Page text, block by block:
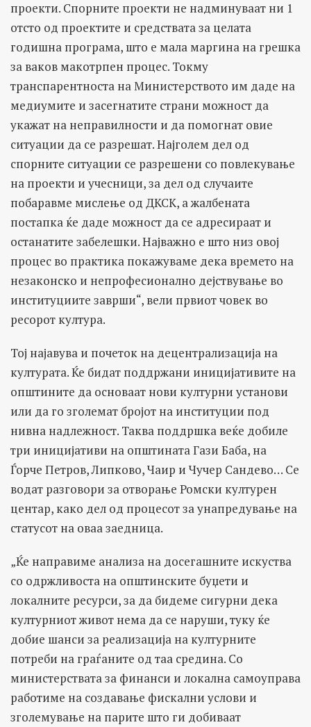
проекти. Спорните проекти не надминуваат ни 1
отсто од проектите и средствата за целата
годишна програма, што е мала маргина на грешка
за ваков макотрпен процес. Токму
транспарентноста на Министерството им даде на
медиумите и засегнатите страни можност да
укажат на неправилности и да помогнат овие
ситуации да се разрешат. Најголем дел од
спорните ситуации се разрешени со повлекување
на проекти и учесници, за дел од случаите
побаравме мислење од ДКСК, а жалбената
постапка ќе даде можност да се адресираат и
останатите забелешки. Најважно е што низ овој
процес во практика покажуваме дека времето на
незаконско и непрофесионално дејствување во
институциите заврши“, вели првиот човек во
ресорот култура.
Тој најавува и почеток на децентрализација на
културата. Ќе бидат поддржани иницијативите на
општините да основаат нови културни установи
или да го зголемат бројот на институции под
нивна надлежност. Таква поддршка веќе добиле
три иницијативи на општината Гази Баба, на
Ѓорче Петров, Липково, Чаир и Чучер Сандево… Се
водат разговори за отворање Ромски културен
центар, како дел од процесот за унапредување на
статусот на оваа заедница.
„Ќе направиме анализа на досегашните искуства
со одржливоста на општинските буџети и
локалните ресурси, за да бидеме сигурни дека
културниот живот нема да се наруши, туку ќе
добие шанси за реализација на културните
потреби на граѓаните од таа средина. Со
министерствата за финанси и локална самоуправа
работиме на создавање фискални услови и
зголемување на парите што ги добиваат